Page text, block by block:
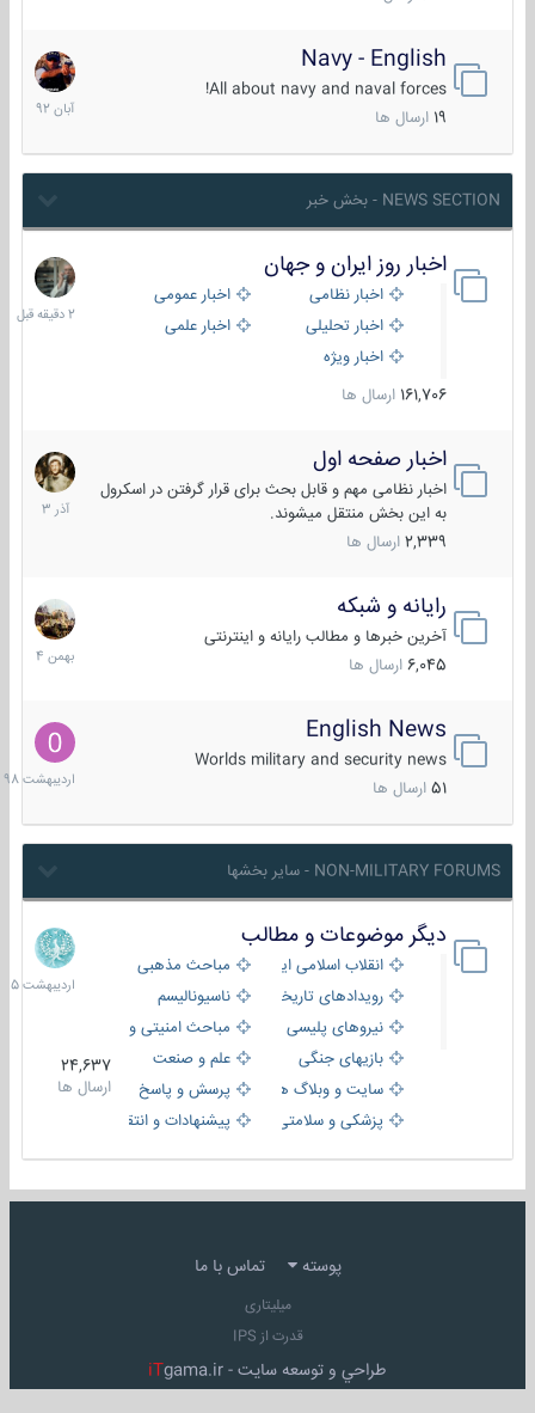
Navy - English
All about navy and naval forces!
ارسال ها
22
آبان
1392
NEWS SECTION - بخش خبر
اخبار روز ایران و جهان
اخبار نظامی
اخبار عمومی
اخبار تحلیلی
اخبار علمی
اخبار ویژه
161,706 ارسال ها
2
دقیقه
قبل
اخبار صفحه اول
اخبار نظامی مهم و قابل بحث برای قرار گرفتن در اسکرول
به این بخش منتقل میشوند.
2,339 ارسال ها
7
آذر
1403
رایانه و شبکه
آخرین خبرها و مطالب رایانه و اینترنتی
6,045 ارسال ها
30
بهمن
1404
English News
Worlds military and security news
51 ارسال ها
10
1398
NON-MILITARY FORUMS - سایر بخشها
دیگر موضوعات و مطالب
انقلاب اسلامی ایران
مباحث مذهبی
رویدادهای تاریخی و مذهبیناسیونالیسم
نیروهای پلیسی
مباحث امنیتی و اطلاعاتی
بازیهای جنگی
علم و صنعت
سایت و وبلاگ ها
پرسش و پاسخ
پزشکی و سلامتی
پیشنهادات و انتقادات
24,637
ارسال ها
8
1405
پوسته تماس با ما
میلیتاری
قدرت از IPS
طراحي و توسعه سايت - iTgama.ir